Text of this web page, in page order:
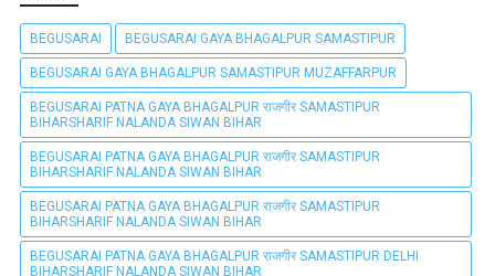
BEGUSARAI BEGUSARAI GAYA BHAGALPUR SAMASTIPUR
BEGUSARAI GAYA BHAGALPUR SAMASTIPUR MUZAFFARPUR
BEGUSARAI PATNA GAYA BHAGALPUR राजगीर SAMASTIPUR
BIHARSHARIF NALANDA SIWAN BIHAR
BEGUSARAI PATNA GAYA BHAGALPUR राजगीर SAMASTIPUR
BIHARSHARIF NALANDA SIWAN BIHAR
BEGUSARAI PATNA GAYA BHAGALPUR राजगीर SAMASTIPUR
BIHARSHARIF NALANDA SIWAN BIHAR
BEGUSARAI PATNA GAYA BHAGALPUR राजगीर SAMASTIPUR DELHI
BIHARSHARIF NALANDA SIWAN BIHAR